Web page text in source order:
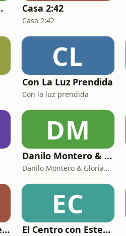
Tregua Casa 2:42
Casa 2:42
CL
Con La Luz Prendida
Con la luz prendida
DM
Danilo Montero & Gloriana Montero - Sígueme Internacional | Predicaciones Cristianas
Danilo Montero & Gloriana Montero
D.Podcast Tax & Legal
EC
El Centro con Esteban Solís